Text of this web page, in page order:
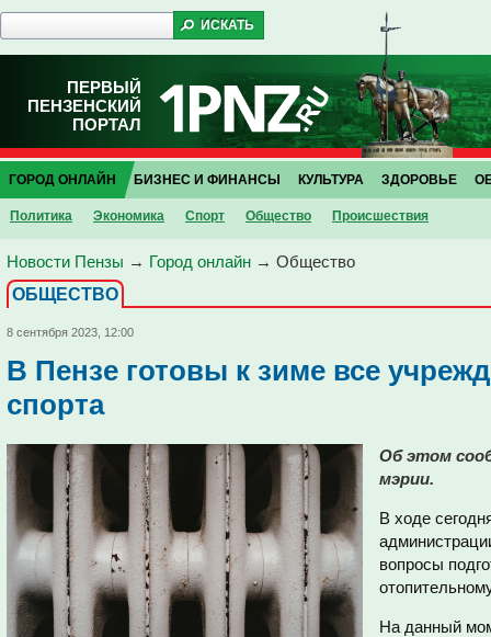
ПЕРВЫЙ
ПЕНЗЕНСКИЙ
ПОРТАЛ
ГОРОД ОНЛАЙН
Политика Экономика Спорт Общество Проиcшествия
БИЗНЕС И ФИНАНСЫ КУЛЬТУРА ЗДОРОВЬЕ
Новости Пензы → Город онлайн → Общество
ОБЩЕСТВО
8 сентября 2023, 12:00
В Пензе готовы к зиме все
спорта
Об этом
мэрии.
В ходе
вопросы
На данный